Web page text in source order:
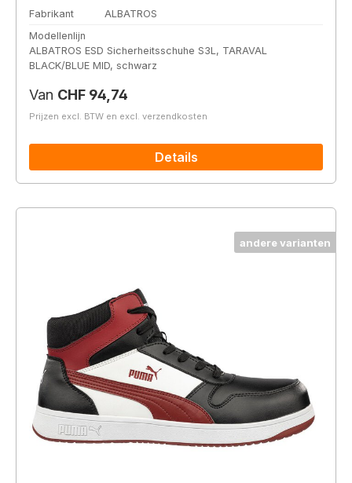
Fabrikant
ALBATROS
Modellenlijn
ALBATROS ESD Sicherheitsschuhe S3L, TARAVAL
BLACK/BLUE MID, schwarz
Normale prijs:
Van CHF 94,74
Prijzen excl. BTW en excl. verzendkosten
Details
andere varianten